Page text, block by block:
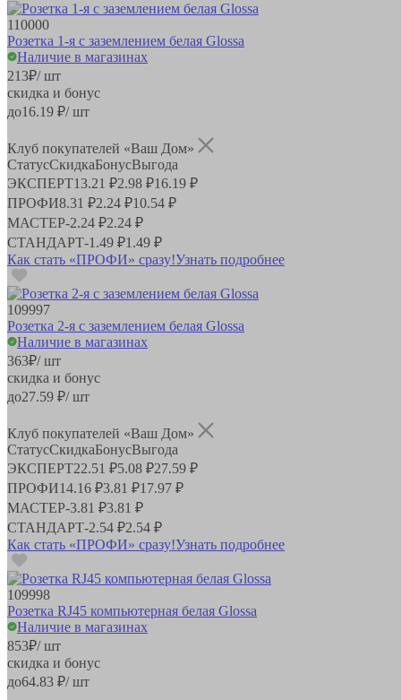
110000
Розетка 1-я с заземлением белая Glossa
Наличие в магазинах
213₽/ шт
скидка и бонус
до16.19 ₽/ шт
Клуб покупателей «Ваш Дом»
СтатусСкидкаБонусВыгода
ЭКСПЕРТ13.21 ₽2.98 ₽16.19 ₽
ПРОФИ8.31 ₽2.24 ₽10.54 ₽
МАСТЕР-2.24 ₽2.24 ₽
СТАНДАРТ-1.49 ₽1.49 ₽
Как стать «ПРОФИ» сразу!Узнать подробнее
109997
Розетка 2-я с заземлением белая Glossa
Наличие в магазинах
363₽/ шт
скидка и бонус
до27.59 ₽/ шт
Клуб покупателей «Ваш Дом»
СтатусСкидкаБонусВыгода
ЭКСПЕРТ22.51 ₽5.08 ₽27.59 ₽
ПРОФИ14.16 ₽3.81 ₽17.97 ₽
МАСТЕР-3.81 ₽3.81 ₽
СТАНДАРТ-2.54 ₽2.54 ₽
Как стать «ПРОФИ» сразу!Узнать подробнее
109998
Розетка RJ45 компьютерная белая Glossa
Наличие в магазинах
853₽/ шт
скидка и бонус
до64.83 ₽/ шт